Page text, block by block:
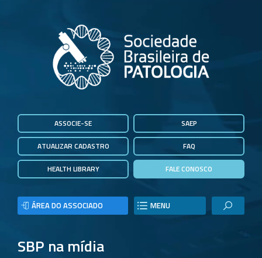
ASSOCIE-SE
ATUALIZAR CADASTRO
HEALTH LIBRARY
SAEP
FAQ
FALE CONOSCO
ÁREA DO ASSOCIADO MENU
SBP na mídia